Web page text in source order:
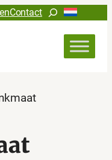
ContactZoeken